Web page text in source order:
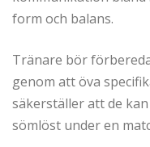
form och balans.
Tränare bör
genom att öva
säkerställer att de
sömlöst under en